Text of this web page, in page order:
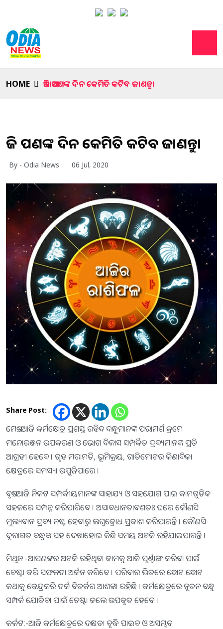
HOME ଆଜି ଆପଣଙ୍କ ଦିନ କେମିତି କଟିବ ଜାଣନ୍ତୁ।
ଆଜି ଆପଣଙ୍କ ଦିନ କେମିତି କଟିବ ଜାଣନ୍ତୁ।
By - Odia News 06 Jul, 2020
Share Post:
ମେଷ:-ଆଜି କର୍ମକ୍ଷେତ୍ର ପ୍ରଶସ୍ତ ରହିବ ବନ୍ଧୁମାନଙ୍କ ପରାମର୍ଶ କ୍ରମେ
ମନୋରଞ୍ଜନ ଉପକରଣ ଓ ଭୋଗ ବିଳାସ ସମ୍ପର୍କିତ ଦ୍ରବ୍ୟମାନଙ୍କ ପ୍ରତି
ଆଗ୍ରହୀ ହେବେ । ଗୃହ ମରାମତି, ଭୂମିକ୍ରୟ, ଗାଡିମୋଟର କିଣାବିକା
କ୍ଷେତ୍ରରେ ସମସ୍ୟା ଉପୁଜିପାରେ ।
ବୃଷ:-ଆଜି ନିକଟ ସମ୍ପର୍କୀୟମାନଙ୍କ ସାହାଯ୍ୟ ଓ ସହଯୋଗ ପାଇ କାମଗୁଡିକ
ସହଜରେ ସମ୍ପନ୍ନ କରିପାରିବେ । ଅସାବଧାନତାବଶତଃ ଘରେ କୌଣସି
ମୂଲ୍ୟବାନ ଦ୍ରବ୍ୟ ନଷ୍ଟ ହେବାରୁ ଲଘୁକ୍ରୋଧ ପ୍ରକାଶ କରିପାରନ୍ତି । କୌଣସି
ଦୂରାଗତ ବନ୍ଧୁଙ୍କ ସହ ଦେଖାହୋଇ କିଛି ସମୟ ଅଟକି ରହିଯାଇପାରନ୍ତି ।
ମିଥୁନ:-ଆପଣଙ୍କର ଅଟକି ରହିଥିବା କାମକୁ ଆଜି ପୂର୍ଣ୍ଣାଙ୍ଗ କରିବା ପାଇଁ
ଚେଷ୍ଟା କରି ସଫଳତା ଅର୍ଜନ କରିବେ । ପରିବାର ଭିତରେ ଛୋଟ ଛୋଟ
କଥାକୁ କେନ୍ଦ୍ରକରି ତର୍କ ବିତର୍କର ଆଶଙ୍କା ରହିଛି । କର୍ମକ୍ଷେତ୍ରରେ ନୂତନ ବନ୍ଧୁ
ସମ୍ପର୍କ ଯୋଡିବା ପାଇଁ ଚେଷ୍ଟା କଲେ ଉପକୃତ ହେବେ ।
କର୍କଟ:-ଆଜି କର୍ମକ୍ଷେତ୍ରରେ ଦକ୍ଷତା ବୃଦ୍ଧି ପାଇବ ଓ ଅସମ୍ଭବ